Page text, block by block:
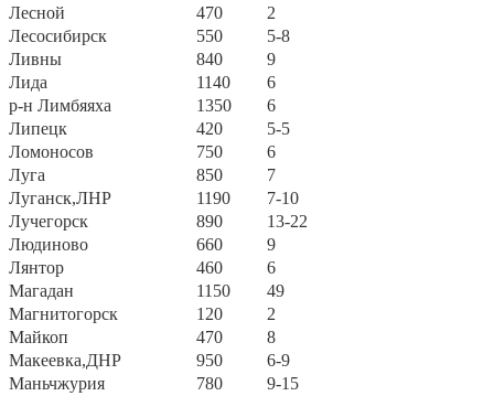
Лесной
470
2
Лесосибирск
550
5-8
Ливны
840
9
Лида
1140
6
р-н Лимбяяха
1350
6
Липецк
420
5-5
Ломоносов
750
6
Луга
850
7
Луганск,ЛНР
1190
7-10
Лучегорск
890
13-22
Людиново
660
9
Лянтор
460
6
Магадан
1150
49
Магнитогорск
120
2
Майкоп
470
8
Макеевка,ДНР
950
6-9
Маньчжурия
780
9-15